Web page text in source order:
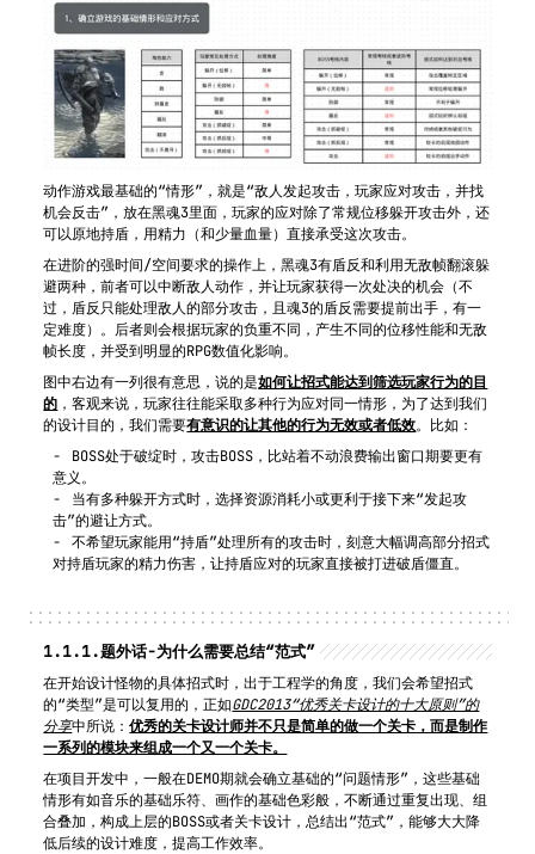
动作游戏最基础的“情形”，就是“敌人发起攻击，玩家应对攻击，并找
机会反击”，放在黑魂3里面，玩家的应对除了常规位移躲开攻击外，还
可以原地持盾，用精力（和少量血量）直接承受这次攻击。
在进阶的强时间/空间要求的操作上，黑魂3有盾反和利用无敌帧翻滚躲
避两种，前者可以中断敌人动作，并让玩家获得一次处决的机会（不
过，盾反只能处理敌人的部分攻击，且魂3的盾反需要提前出手，有一
定难度）。后者则会根据玩家的负重不同，产生不同的位移性能和无敌
帧长度，并受到明显的RPG数值化影响。
图中右边有一列很有意思，说的是如何让招式能达到筛选玩家行为的目
的 ，客观来说，玩家往往能采取多种行为应对同一情形，为了达到我们
的设计目的，我们需要有意识的让其他的行为无效或者低效。比如：
BOSS处于破绽时，攻击BOSS，比站着不动浪费输出窗口期要更有
意义。
当有多种躲开方式时，选择资源消耗小或更利于接下来“发起攻
击”的避让方式。
不希望玩家能用“持盾”处理所有的攻击时，刻意大幅调高部分招式
对持盾玩家的精力伤害，让持盾应对的玩家直接被打进破盾僵直。
1.1.1.题外话-为什么需要总结“范式”
在开始设计怪物的具体招式时，出于工程学的角度，我们会希望招式
的“类型”是可以复用的，正如GDC2013“优秀关卡设计的十大原则”的
分享中所说：优秀的关卡设计师并不只是简单的做一个关卡，而是制作
一系列的模块来组成一个又一个关卡。
在项目开发中，一般在DEMO期就会确立基础的“问题情形”，这些基础
情形有如音乐的基础乐符、画作的基础色彩般，不断通过重复出现、组
合叠加，构成上层的BOSS或者关卡设计，总结出“范式”，能够大大降
低后续的设计难度，提高工作效率。